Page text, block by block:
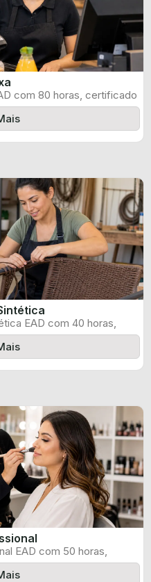
com 80 horas, certificado
EAD com 40 horas,
EAD com 50 horas,
e ...